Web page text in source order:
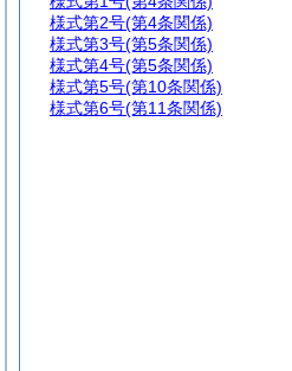
様式第2号(第4条関係)
様式第3号(第5条関係)
様式第4号(第5条関係)
様式第5号(第10条関係)
様式第6号(第11条関係)